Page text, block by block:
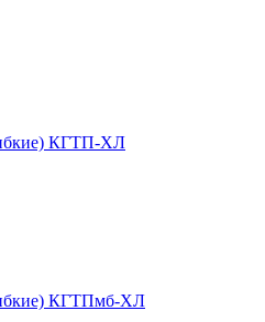
КГТП-ХЛ
КГТПмб-ХЛ